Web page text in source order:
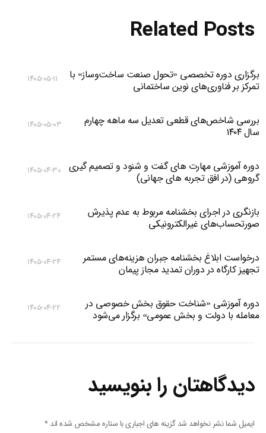
Related Posts
برگزاری دوره تخصصی «تحول صنعت ساخت‌وساز» با
تمرکز بر فناوری‌های نوین ساختمانی
۱۴۰۵-۰۵-۱۱
بررسی شاخص‌های قطعی تعدیل سه ماهه چهارم
سال ۱۴۰۴
۱۴۰۵-۰۵-۰۳
دوره آموزشی مهارت های گفت و شنود و تصمیم گیری
گروهی (در افق تجربه های جهانی)
۱۴۰۵-۰۴-۳۰
بازنگری در اجرای بخشنامه مربوط به عدم پذیرش
صورتحساب‌های غیرالکترونیکی
۱۴۰۵-۰۴-۲۴
درخواست ابلاغ بخشنامه جبران هزینه‌های مستمر
تجهیز کارگاه در دوران تمدید مجاز پیمان
۱۴۰۵-۰۴-۲۴
دوره آموزشی «شناخت حقوق بخش خصوصی در
معامله با دولت و بخش عمومی» برگزار می‌شود
۱۴۰۵-۰۴-۲۲
دیدگاهتان را بنویسید
ایمیل شما نشر نخواهد شد گزینه های اجباری با ستاره مشخص شده اند*